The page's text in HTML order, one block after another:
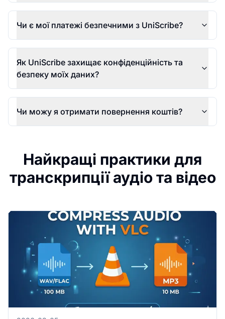
Чи є мої платежі безпечними з UniScribe?
Як UniScribe захищає конфіденційність та
безпеку моїх даних?
Чи можу я отримати повернення коштів?
Найкращі практики для
транскрипції аудіо та відео